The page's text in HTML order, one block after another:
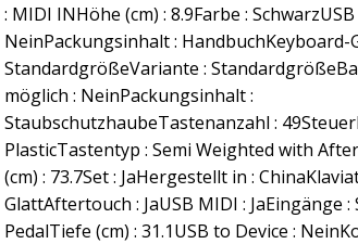
: MIDI INHöhe (cm) : 8.9Farbe :
NeinPackungsinhalt : HandbuchKeyboard-
StandardgrößeVariante :
möglich : NeinPackungsinhalt :
StaubschutzhaubeTastenanzahl :
PlasticTastentyp : Semi Weighted with
(cm) : 73.7Set : JaHergestellt in :
GlattAftertouch : JaUSB MIDI : JaEingänge :
PedalTiefe (cm) : 31.1USB to Device :